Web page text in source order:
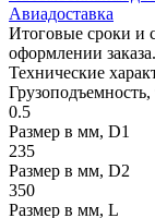
Авиадоставка
Итоговые сроки и
оформлении заказа.
Технические
0.5
Размер в мм, D1
235
Размер в мм, D2
350
Размер в мм, L